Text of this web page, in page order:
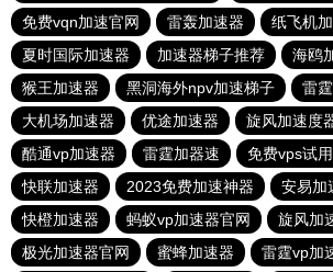
免费vqn加速官网
雷轰加速器
纸飞机
夏时国际加速器
加速器梯子推荐
海鸥
猴王加速器
黑洞海外npv加速梯子
雷
大机场加速器
优途加速器 旋风加速度
酷通vp加速器
雷霆加器速
免费vps试
快联加速器
2023免费加速神器
安易加
快橙加速器
蚂蚁vp加速器官网
旋风加
极光加速器官网
蜜蜂加速器 雷霆vp加